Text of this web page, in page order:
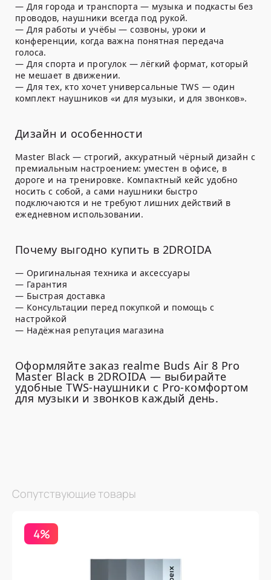
— Для города и транспорта — музыка и подкасты без
проводов, наушники всегда под рукой.
— Для работы и учёбы — созвоны, уроки и
конференции, когда важна понятная передача
голоса.
— Для спорта и прогулок — лёгкий формат, который
не мешает в движении.
— Для тех, кто хочет универсальные TWS — один
комплект наушников «и для музыки, и для звонков».
Дизайн и особенности
Master Black — строгий, аккуратный чёрный дизайн с
премиальным настроением: уместен в офисе, в
дороге и на тренировке. Компактный кейс удобно
носить с собой, а сами наушники быстро
подключаются и не требуют лишних действий в
ежедневном использовании.
Почему выгодно купить в 2DROIDA
— Оригинальная техника и аксессуары
— Гарантия
— Быстрая доставка
— Консультации перед покупкой и помощь с
настройкой
— Надёжная репутация магазина
Оформляйте заказ realme Buds Air 8 Pro
Master Black в 2DROIDA — выбирайте
удобные TWS-наушники с Pro-комфортом
для музыки и звонков каждый день.
Сопутствующие товары
4%